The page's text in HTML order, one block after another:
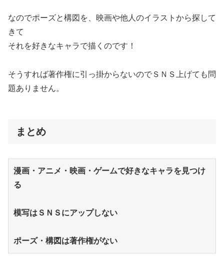
なのでポーズと構図を、映画や他人のイラストから探して
きて
それを好きなキャラで描くのです！
そうすれば著作権に引っ掛からないのでＳＮＳ上げても問
題ありません。
まとめ
漫画・アニメ・映画・ゲームで好きなキャラを見つけ
る
模写はＳＮＳにアップしない
ポーズ・構図は著作権がない